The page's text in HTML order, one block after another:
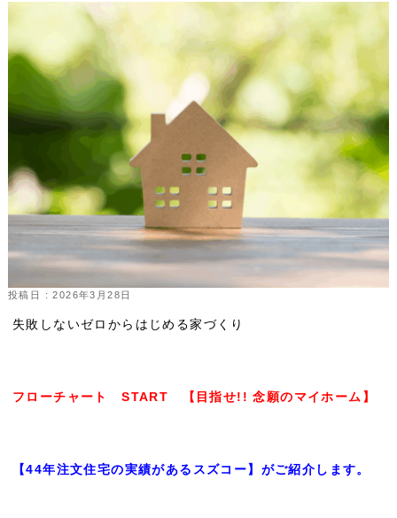
投稿日 : 2026年3月28日
失敗しないゼロからはじめる家づくり
フローチャート START 【目指せ!! 念願のマイホーム】
【44年注文住宅の実績があるスズコー】がご紹介します。